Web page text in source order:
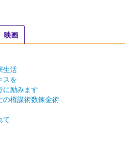
映画
生活
スを
に励みます
の権謀術数錬金術
て